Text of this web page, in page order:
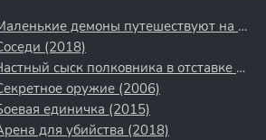
Маленькие демоны путешествуют на Запад (2025)
(2018)
Частный сыск полковника в отставке (2009)
оружие (2006)
единичка (2015)
для убийства (2018)